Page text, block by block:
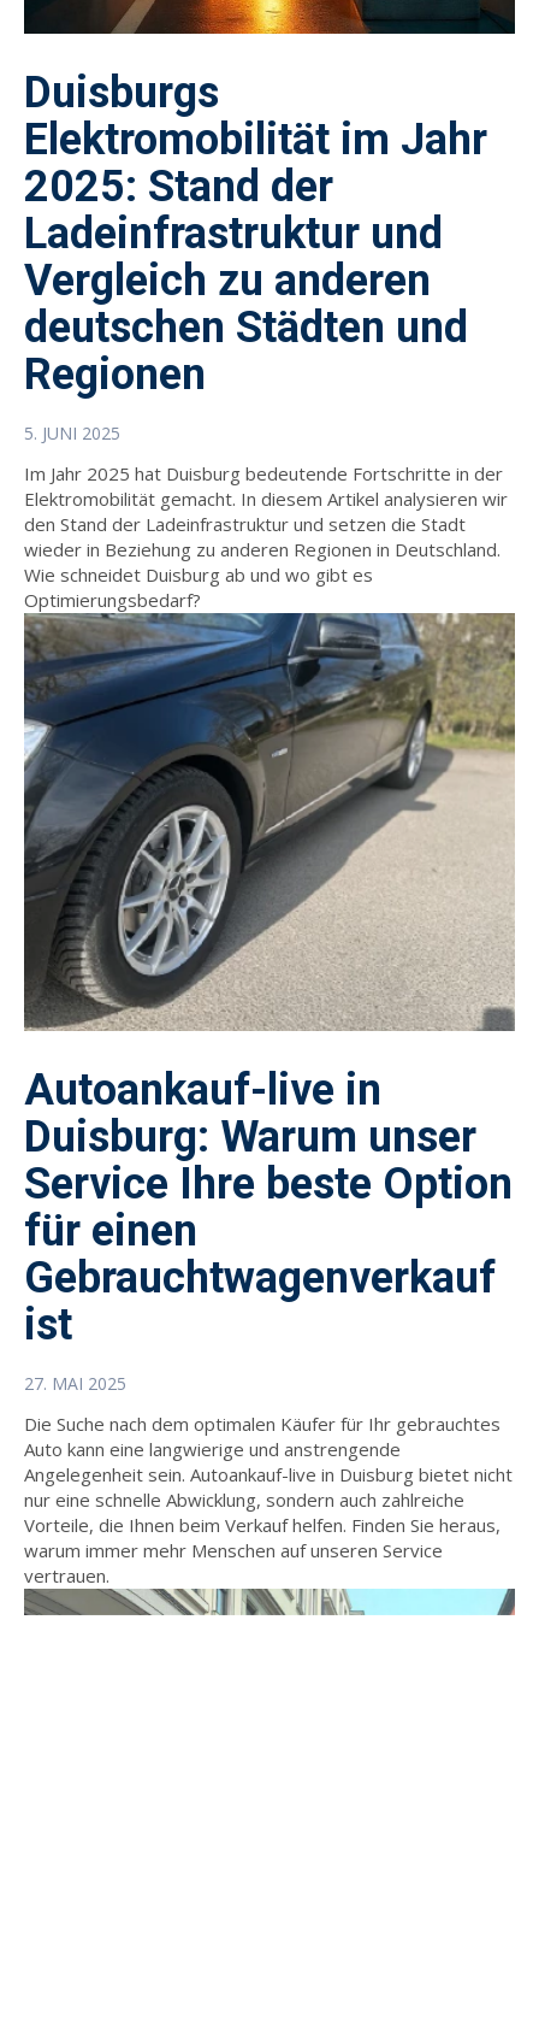
Duisburgs
Elektromobilität im Jahr
2025: Stand der
Ladeinfrastruktur und
Vergleich zu anderen
deutschen Städten und
Regionen
5. JUNI 2025
Im Jahr 2025 hat Duisburg bedeutende Fortschritte in der
Elektromobilität gemacht. In diesem Artikel analysieren wir
den Stand der Ladeinfrastruktur und setzen die Stadt
wieder in Beziehung zu anderen Regionen in Deutschland.
Wie schneidet Duisburg ab und wo gibt es
Optimierungsbedarf?
Autoankauf-live in
Duisburg: Warum unser
Service Ihre beste Option
für einen
Gebrauchtwagenverkauf
ist
27. MAI 2025
Die Suche nach dem optimalen Käufer für Ihr gebrauchtes
Auto kann eine langwierige und anstrengende
Angelegenheit sein. Autoankauf-live in Duisburg bietet nicht
nur eine schnelle Abwicklung, sondern auch zahlreiche
Vorteile, die Ihnen beim Verkauf helfen. Finden Sie heraus,
warum immer mehr Menschen auf unseren Service
vertrauen.